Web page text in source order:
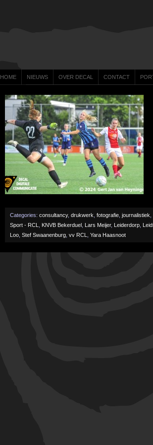
HOME NIEUWS OVER DECAL CONTACT
Categories: consultancy, drukwerk fotografie journalistiek
Sport - RCL
KNVB Bekerduel Lars Meijer, Leiderdorp
Loo Stef Swaanenburg vv RCL Yara Haasnoot